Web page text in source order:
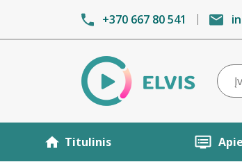
+370 667 80 541
Titulinis